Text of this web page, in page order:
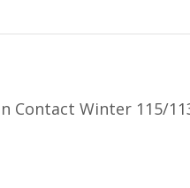
Contact Winter 115/